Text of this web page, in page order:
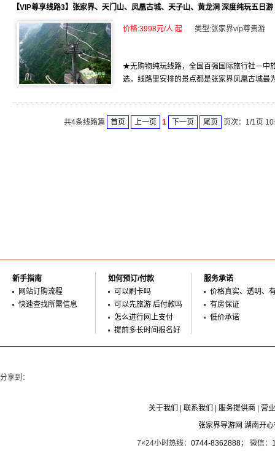
【VIP尊享线路3】张家界、天门山、凤凰古城、天子山、黄龙洞 深度纯玩五日游
价格:3998元/人 起 类型:张家界vip尊贵游
★无购物纯玩线路，全国百强国际旅行社－中
选，线路里安排的景点都是张家界凤凰古城最
共4条线路篇 首页 上一页 1 下一页 尾页 页次：1/1页
新手指南
网站订购流程
快速查找所需信息
如何预订/付款
可以刷卡吗
可以先旅游 后付款吗
怎么进行网上支付
提前多长时间报名好
服务承诺
价格真实、透明、
有房保证
低价承诺
分享到：
关于我们 联系我们 服务提供商
营
张家界导游网 湖南开
7×24小时热线： 0744-8362888； 微信：